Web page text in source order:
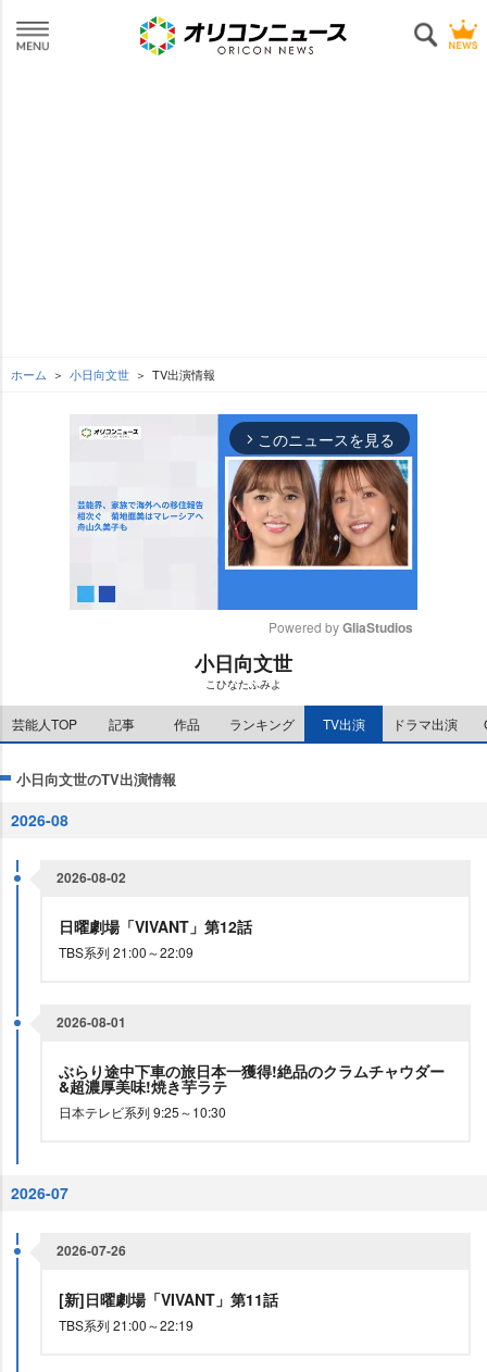
ホーム 小日向文世 TV出演情報
arrow_forward_ios このニュースを見る
e
Powered by GliaStudios
小日向文世
こひなたふみよ
芸能人TOP 記事 作品 ランキング TV出演 ドラマ出演
小日向文世のTV出演情報
2026-08
2026-08-02
日曜劇場「VIVANT」第12話
TBS系列 21:00～22:09
2026-08-01
ぶらり途中下車の旅日本一獲得!絶品のクラムチャウダー
&超濃厚美味!焼き芋ラテ
日本テレビ系列 9:25～10:30
2026-07
2026-07-26
[新]日曜劇場「VIVANT」第11話
TBS系列 21:00～22:19